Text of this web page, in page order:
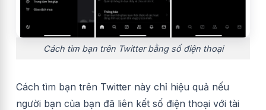
Cách tìm bạn trên Twitter bằng số điện thoại
Cách tìm bạn trên Twitter này chỉ hiệu quả nếu
người bạn của bạn đã liên kết số điện thoại với tài